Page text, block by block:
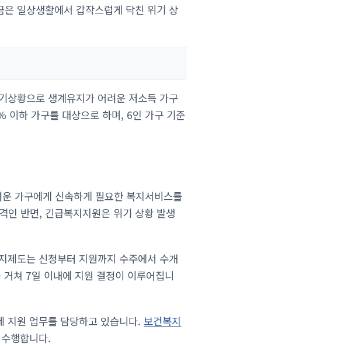
일상생활에서 갑작스럽게 닥친 위기 상
상황으로 생계유지가 어려운 저소득 가구
이하 가구를 대상으로 하며, 6인 가구 기준
가구에게 신속하게 필요한 복지서비스를
인 반면, 긴급복지지원은 위기 상황 발생
제도는 신청부터 지원까지 수주에서 수개
쳐 7일 이내에 지원 결정이 이루어집니
지원 업무를 담당하고 있습니다. 보건복지
행합니다.